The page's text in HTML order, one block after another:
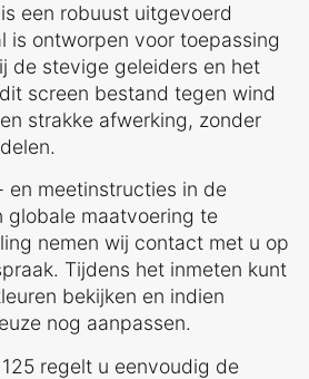
een robuust uitgevoerd
is ontworpen voor toepassing
de stevige geleiders en het
screen bestand tegen wind
strakke afwerking, zonder
en meetinstructies in de
globale maatvoering te
nemen wij contact met u op
Tijdens het inmeten kunt
bekijken en indien
nog aanpassen.
regelt u eenvoudig de